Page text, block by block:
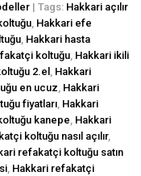
| Tags: Hakkari açılır
, Hakkari efe
, Hakkari hasta
koltuğu, Hakkari ikili
2.el , Hakkari
en ucuz, Hakkari
fiyatları, Hakkari
kanepe, Hakkari
koltuğu nasıl açılır,
refakatçi koltuğu satın
, Hakkari refakatçi